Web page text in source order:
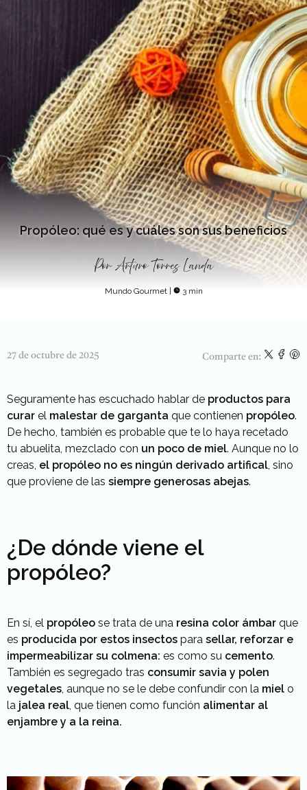
Propóleo: qué es y cuáles son sus beneficios
Por Arturo Torres Landa
Mundo Gourmet | 3 min
27 de octubre de 2025 Comparte en:
Seguramente has escuchado hablar de productos para
curar el malestar de garganta que contienen propóleo.
De hecho, también es probable que te lo haya recetado
tu abuelita, mezclado con un poco de miel. Aunque no lo
creas, el propóleo no es ningún derivado artifical , sino
que proviene de las siempre generosas abejas.
¿De dónde viene el
propóleo?
En sí, el propóleo se trata de una resina color ámbar que
es producida por estos insectos para sellar, reforzar e
impermeabilizar su colmena: es como su cemento.
También es segregado tras consumir savia y polen
vegetales , aunque no se le debe confundir con la miel o
la jalea real , que tienen como función alimentar al
enjambre y a la reina.